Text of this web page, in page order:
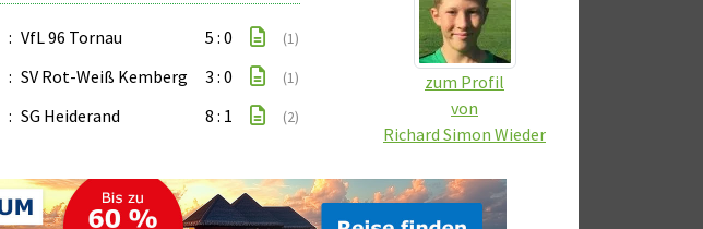
zum Profil
von
Richard Simon Wieder
: VfL 96 Tornau 5 : 0 (1)
: SV Rot-Weiß Kemberg 3 : 0 (1)
: SG Heiderand 8 : 1 (2)